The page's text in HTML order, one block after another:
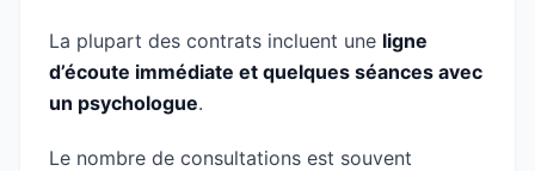
La plupart des contrats incluent une ligne
d’écoute immédiate et quelques séances avec
un psychologue.
Le nombre de consultations est souvent